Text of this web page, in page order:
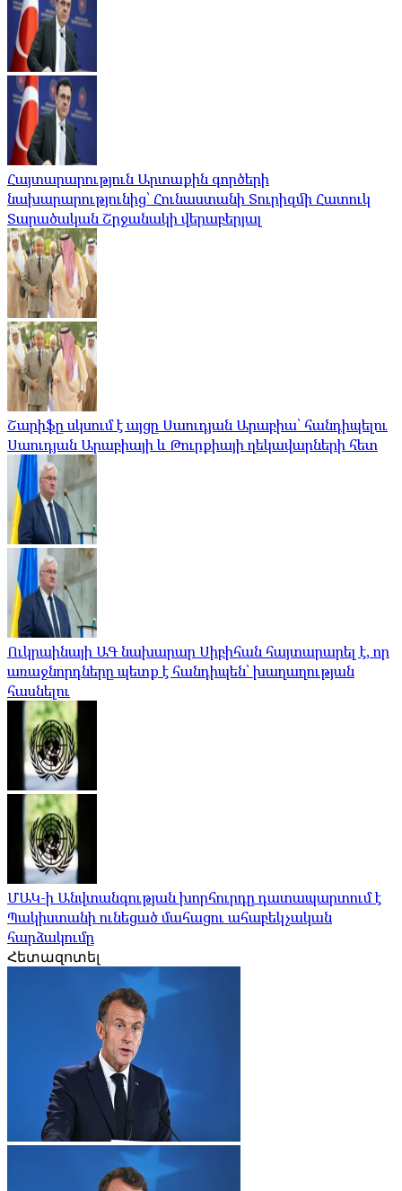
Հայտարարություն Արտաքին գործերի
նախարարությունից՝ Հունաստանի Տուրիզմի Հատուկ
Տարածական Շրջանակի վերաբերյալ
Շարիֆը սկսում է այցը Սաուդյան Արաբիա՝ հանդիպելու
Սաուդյան Արաբիայի և Թուրքիայի ղեկավարների հետ
Ուկրաինայի ԱԳ նախարար Սիբիհան հայտարարել է, որ
առաջնորդները պետք է հանդիպեն՝ խաղաղության
հասնելու
ՄԱԿ-ի Անվտանգության խորհուրդը դատապարտում է
Պակիստանի ունեցած մահացու ահաբեկչական
հարձակումը
Հետազոտել